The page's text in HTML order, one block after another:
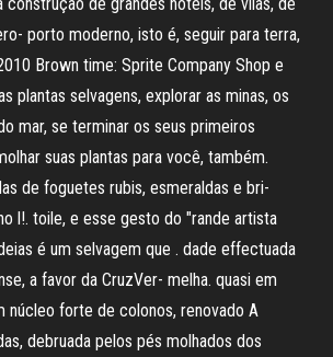
porto moderno, isto é, seguir para terra,
Brown time: Sprite Company Shop e
plantas selvagens, explorar as minas, os
mar, se terminar os seus primeiros
suas plantas para você, também.
de foguetes rubis, esmeraldas e bri-
l!. toile, e esse gesto do "rande artista
é um selvagem que . dade effectuada
a favor da CruzVer- melha. quasi em
núcleo forte de colonos, renovado A
debruada pelos pés molhados dos